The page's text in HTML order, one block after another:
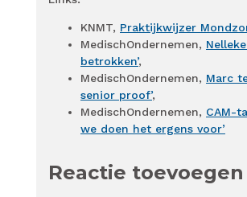
KNMT, Praktijkwijzer
MedischOndernemen,
betrokken’,
MedischOndernemen, Marc
senior proof’,
MedischOndernemen, CAM-
we doen het ergens voor’
Reactie toevoegen